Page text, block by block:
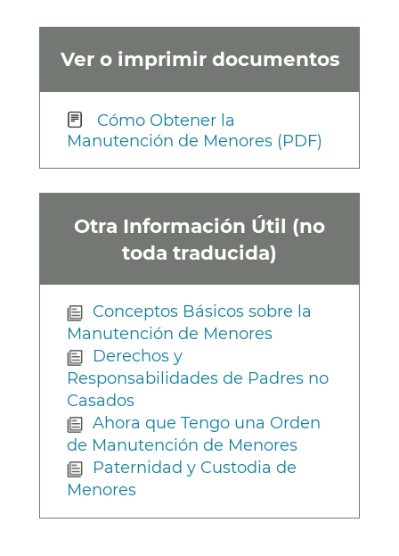
Ver o imprimir documentos
Cómo Obtener la
Manutención de Menores (PDF)
Otra Información Útil (no
toda traducida)
Conceptos Básicos sobre la
Manutención de Menores
Derechos y
Responsabilidades de Padres no
Casados
Ahora que Tengo una Orden
de Manutención de Menores
Paternidad y Custodia de
Menores